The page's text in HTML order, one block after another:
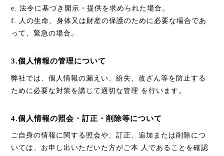
e. 法令に基づき開示・提供を求められた場合。
f. 人の生命、身体又は財産の保護のために必要な場合であ
って、緊急の場合。
3.個人情報の管理について
弊社では、個人情報の漏えい、紛失、改ざん等を防止する
ために必要な対策を講じて適切な管理 を行います。
4.個人情報の照会・訂正・削除等について
ご自身の情報に関する照会や、訂正、追加または削除につ
いては、お申し出いただいた方がご本 人であることを確認